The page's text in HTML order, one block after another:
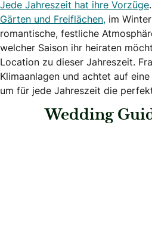
Jede Jahreszeit hat ihre Vorzüge
Gärten und Freiflächen, im
romantische, festliche
welcher Saison ihr heiraten
Location zu dieser Jahreszeit.
Klimaanlagen und achtet auf
um für jede Jahreszeit die
Wedding